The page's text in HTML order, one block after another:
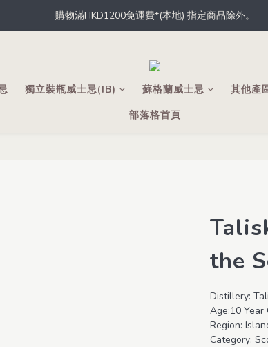
香港法律，不得於業務過程中，向未成年人士售賣或供應令人
購物滿HKD1200免運費*(本地) 指定商品除外。
獨立裝瓶威士忌(IB) 蘇格蘭威士忌 其他產
部落格首頁
the
Distillery:
Age:10 Year
Region:
Category: